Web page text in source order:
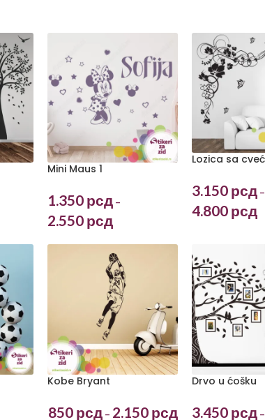
Mini Maus 1
1.350 рсд –
2.550 рсд
Lozica sa
3.150 рсд –
4.800 рсд
Kobe Bryant
850 рсд – 2.150 рсд
Drvo u ćošku
3.450 рсд –